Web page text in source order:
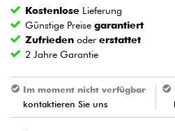
Drums
Blasinstrumente
Violinen & Quartett
Kostenlose Lieferung
Günstige Preisegarantiert
Zufrieden odererstattet
2 Jahre Garantie
Im moment nicht verfügbar
kontaktieren Sie uns